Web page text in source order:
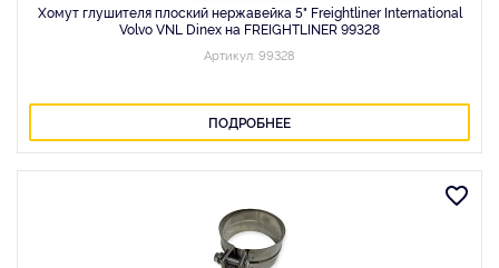
Хомут глушителя плоский нержавейка 5" Freightliner International
Volvo VNL Dinex на FREIGHTLINER 99328
Артикул: 99328
ПОДРОБНЕЕ